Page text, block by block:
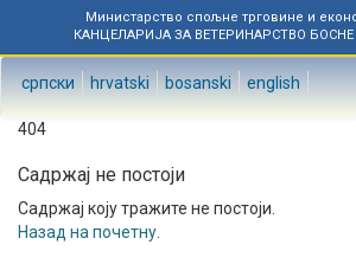
Министарство спољне трговине и
КАНЦЕЛАРИЈА ЗА ВЕТЕРИНАРСТВО
српски hrvatski bosanski english
404
Садржај не постоји
Садржај коју тражите не постоји.
Назад на почетну